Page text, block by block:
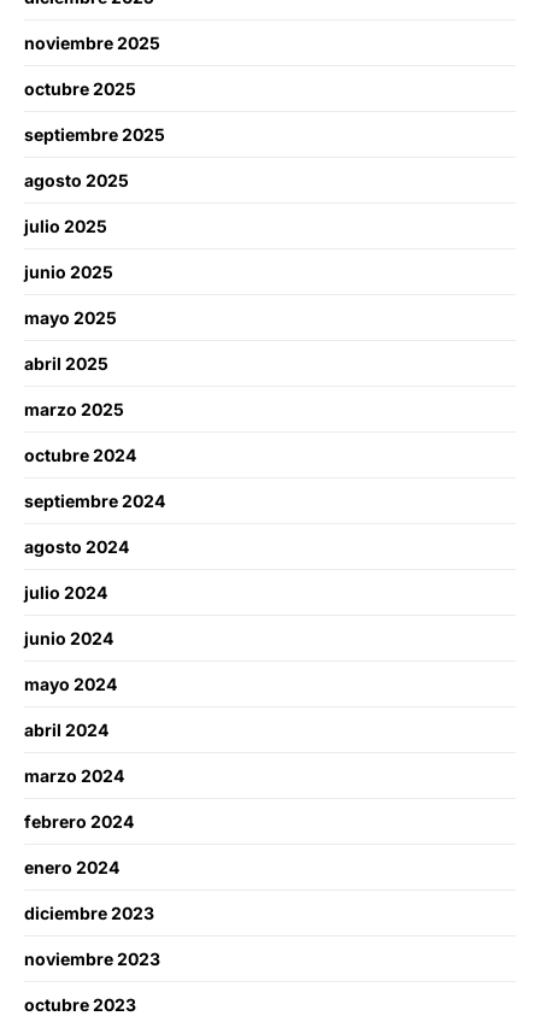
noviembre 2025
octubre 2025
septiembre 2025
agosto 2025
julio 2025
junio 2025
mayo 2025
abril 2025
marzo 2025
octubre 2024
septiembre 2024
agosto 2024
julio 2024
junio 2024
mayo 2024
abril 2024
marzo 2024
febrero 2024
enero 2024
diciembre 2023
noviembre 2023
octubre 2023